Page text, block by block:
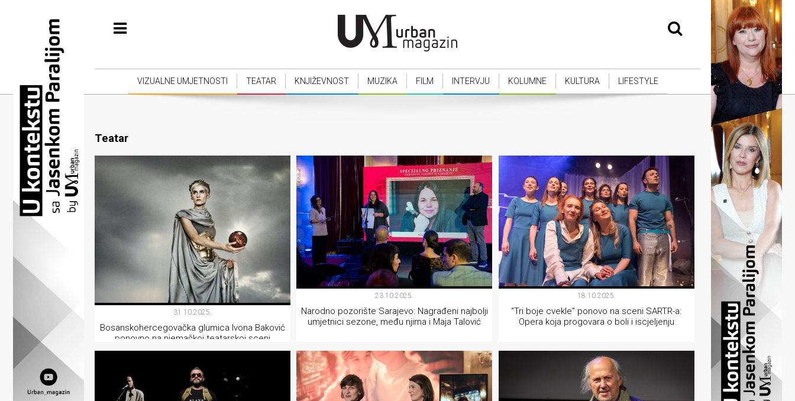
Vizualne
umjetnosti
Teatar
Književnost
Muzika
Film
Intervju
Kolumne
Lifestyle
Beauty
Zdravlje
stolom
VIZUALNE UMJETNOSTI TEATAR KNJIŽEVNOST MUZIKA FILM INTERVJU KOLUMNE KULTURA LIFESTYLE
Teatar
31.10.2025.
Bosanskohercegovačka glumica Ivona Baković
ponovno na njemačkoj teatarskoj sceni
TEATAR
23.10.2025.
Narodno pozorište Sarajevo: Nagrađeni najbolji
umjetnici sezone, među njima i Maja Talović
TEATAR
18.10.2025.
“Tri boje cvekle” ponovo na sceni SARTR-a:
Opera koja progovara o boli i iscjeljenju
TEATAR